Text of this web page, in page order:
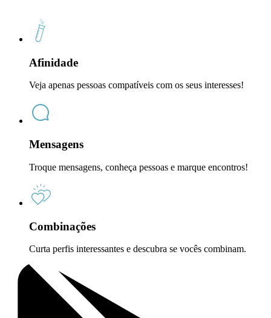
Afinidade
Veja apenas pessoas compatíveis com os seus interesses!
Mensagens
Troque mensagens, conheça pessoas e marque encontros!
Combinações
Curta perfis interessantes e descubra se vocês combinam.